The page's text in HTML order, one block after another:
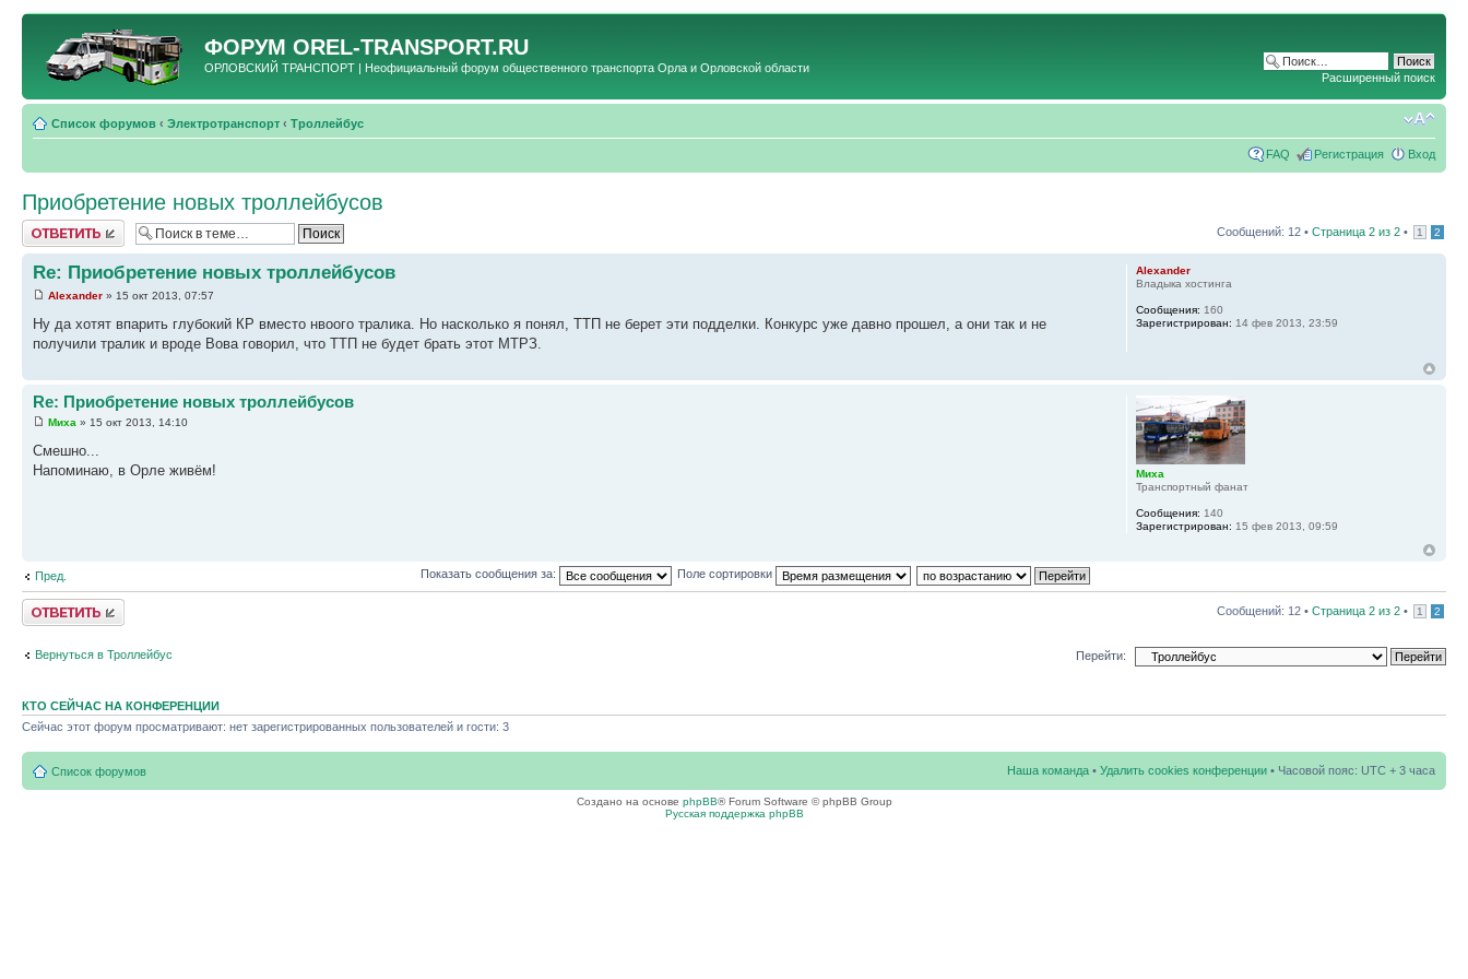
ФОРУМ OREL-TRANSPORT.RU
ОРЛОВСКИЙ ТРАНСПОРТ | Неофициальный форум общественного транспорта Орла и Орловской области
Расширенный поиск
Список форумов ‹ Электротранспорт ‹ Троллейбус
FAQ Регистрация Вход
Приобретение новых троллейбусов
Ответить Сообщений: 12 • Страница 2 из 2 • 1 2
Re: Приобретение новых троллейбусов
Alexander » 15 окт 2013, 07:57
Ну да хотят впарить глубокий КР вместо нвоого тралика. Но насколько я понял, ТТП не берет эти подделки. Конкурс уже давно прошел, а они так и не
получили тралик и вроде Вова говорил, что ТТП не будет брать этот МТРЗ.
Alexander
Владыка хостинга
Сообщения: 160
Зарегистрирован: 14 фев 2013, 23:59
Re: Приобретение новых троллейбусов
Миха » 15 окт 2013, 14:10
Смешно...
Напоминаю, в Орле живём!
Миха
Транспортный фанат
Сообщения: 140
Зарегистрирован: 15 фев 2013, 09:59
Пред. Показать сообщения за: Поле сортировки
Ответить Сообщений: 12 • Страница 2 из 2 • 1 2
Вернуться в Троллейбус Перейти:
КТО СЕЙЧАС НА КОНФЕРЕНЦИИ
Сейчас этот форум просматривают: нет зарегистрированных пользователей и гости: 3
Список форумов Наша команда • Удалить cookies конференции • Часовой пояс: UTC + 3 часа
Создано на основе phpBB® Forum Software © phpBB Group
Русская поддержка phpBB